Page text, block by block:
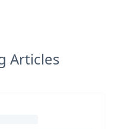
Articles